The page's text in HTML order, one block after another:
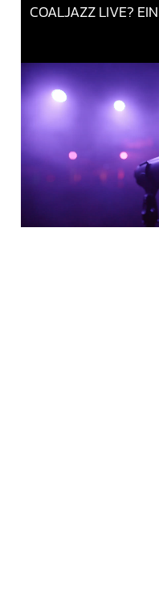
COALJAZZ LIVE?